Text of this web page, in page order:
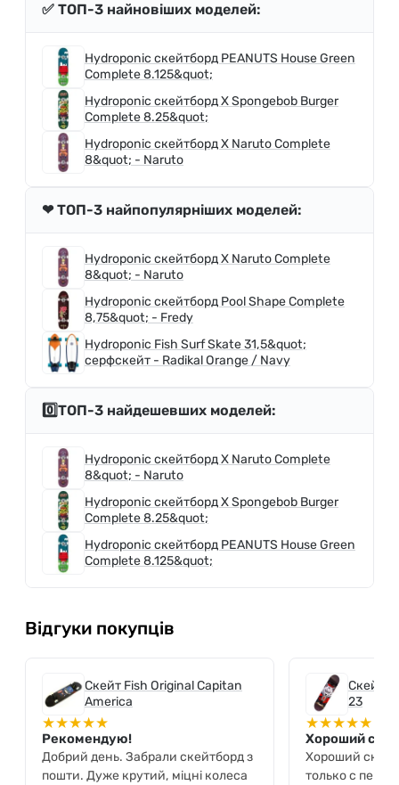
✅ ТОП-3 найновіших моделей:
Hydroponic скейтборд PEANUTS House Green
Complete 8.125&quot;
Hydroponic скейтборд X Spongebob Burger
Complete 8.25&quot;
Hydroponic скейтборд X Naruto Complete
8&quot; - Naruto
❤ ТОП-3 найпопулярніших моделей:
Hydroponic скейтборд X Naruto Complete
8&quot; - Naruto
Hydroponic скейтборд Pool Shape Complete
8,75&quot; - Fredy
Hydroponic Fish Surf Skate 31,5&quot;
серфскейт - Radikal Orange / Navy
0️⃣ТОП-3 найдешевших моделей:
Hydroponic скейтборд X Naruto Complete
8&quot; - Naruto
Hydroponic скейтборд X Spongebob Burger
Complete 8.25&quot;
Hydroponic скейтборд PEANUTS House Green
Complete 8.125&quot;
Відгуки покупців
Скейт Fish Original Capitan
America
★★★★★
Рекомендую!
Добрий день. Забрали скейтборд з
пошти. Дуже крутий, міцні колеса
Скейт
23
★★★★★
Хороший
Хороший
только с